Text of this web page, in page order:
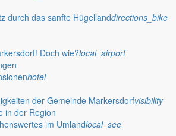
durch das sanfte Hügellanddirections_bike
Doch wie?local_airport
hotel
der Gemeinde Markersdorfvisibility
in der Region
im Umlandlocal_see
group_work
restore